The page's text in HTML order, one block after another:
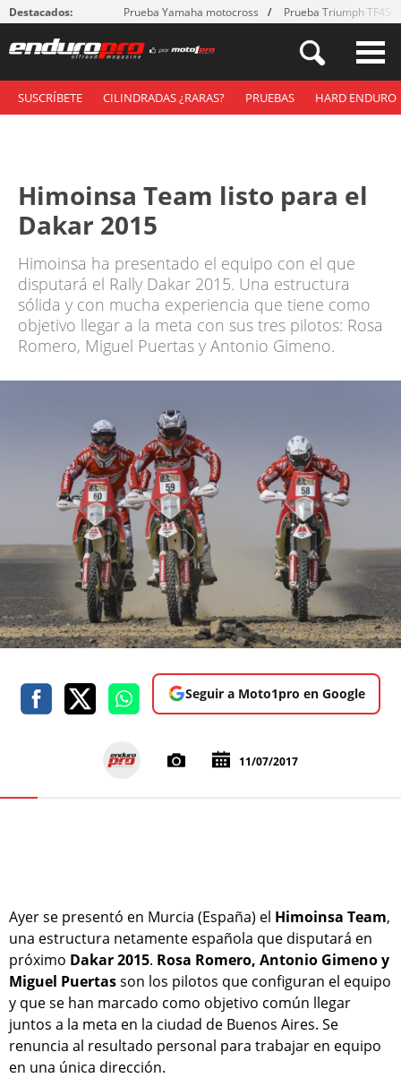
Destacados: Prueba Yamaha motocross Prueba Triumph
SUSCRÍBETE CILINDRADAS ¿RARAS? PRUEBAS HARD ENDURO
Himoinsa Team listo para el
Dakar 2015
Himoinsa ha presentado el equipo con el que
disputará el Rally Dakar 2015. Una estructura
sólida y con mucha experiencia que tiene como
objetivo llegar a la meta con sus tres pilotos: Rosa
Romero, Miguel Puertas y Antonio Gimeno.
Seguir a Moto1pro en Google
11/07/2017
Ayer se presentó en Murcia (España) el Himoinsa Team,
una estructura netamente española que disputará en
próximo Dakar 2015. Rosa Romero, Antonio Gimeno y
Miguel Puertasson los pilotos que configuran el equipo
y que se han marcado como objetivo común llegar
juntos a la meta en la ciudad de Buenos Aires. Se
renuncia al resultado personal para trabajar en equipo
en una única dirección.